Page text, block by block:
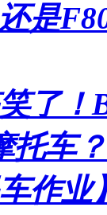
是
了！
托车？
车作